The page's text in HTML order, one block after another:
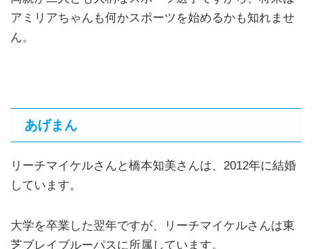
アミリアちゃんも何かスポーツを始めるかも知れませ
ん。
あげまん
リーチマイケルさんと橋本知美さんは、2012年に結婚
しています。
大学を卒業した翌年ですが、リーチマイケルさんは東
芝ブレイブルーパスに所属しています。